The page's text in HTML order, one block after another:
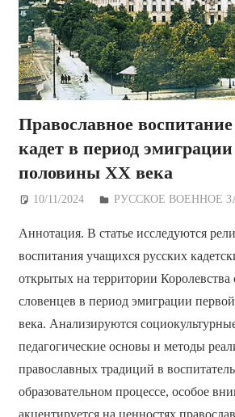
Православное
кадет в период
половины ХХ века
10/11/2024 Дежурный по Редакции
РУССКОЕ ВОЕННОЕ
Аннотация. В статье исследуются
воспитания учащихся русских
открытых на территории Королевства
словенцев в период эмиграции
века. Анализируются
педагогические основы и методы
православных традиций в
образовательном процессе, особое
акцентируется на ценностях